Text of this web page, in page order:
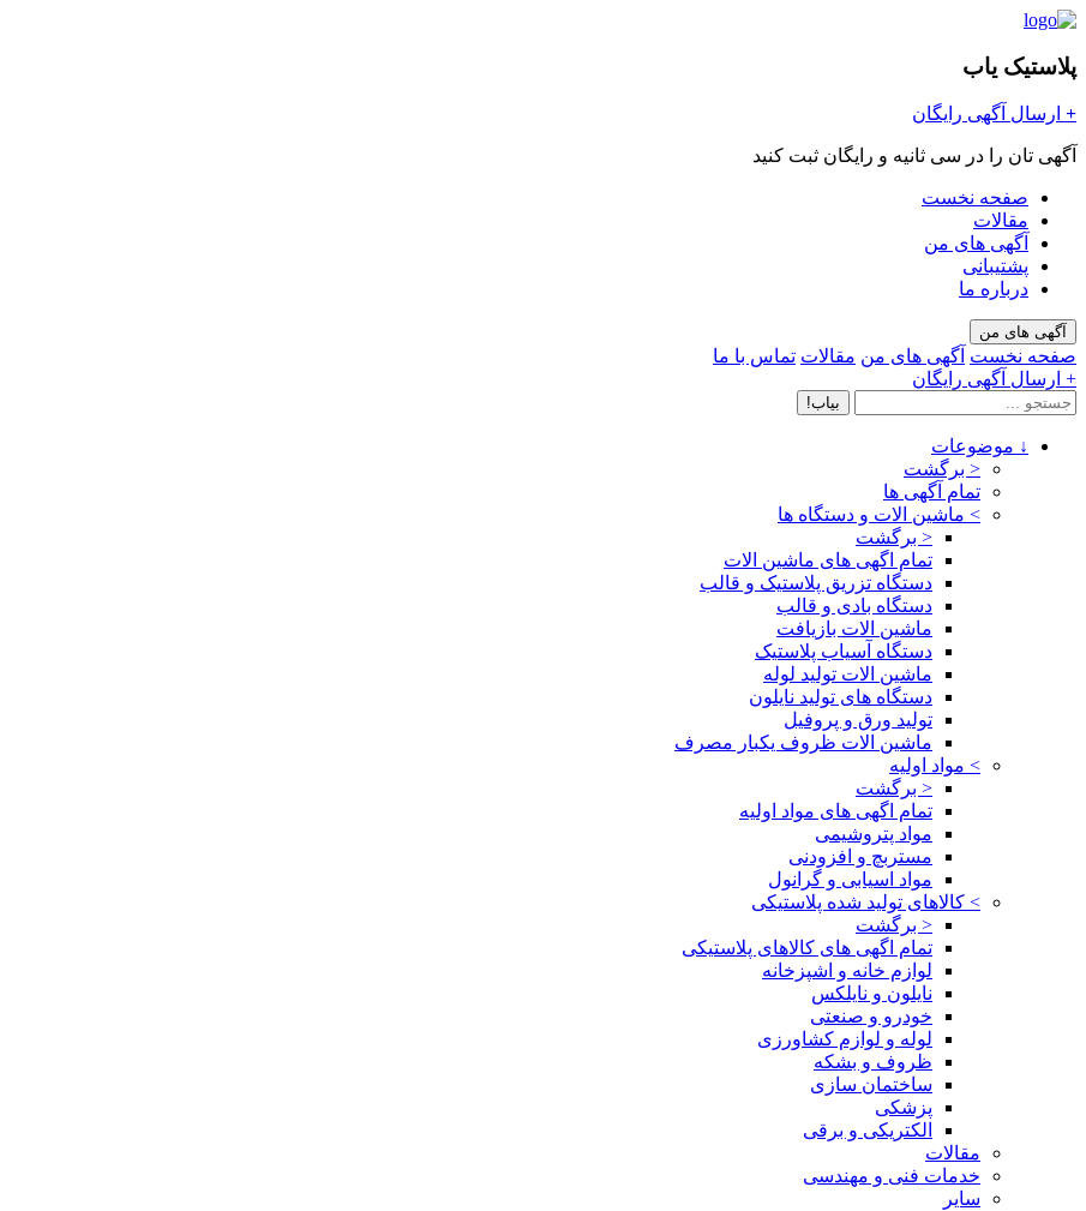
پلاستیک یاب
+ ارسال آگهی رایگان
آگهی تان را در سی ثانیه و رایگان ثبت کنید
صفحه نخست
مقالات
آگهی های من
پشتیبانی
درباره ما
آگهی های من
صفحه نخست آگهی های من مقالات تماس با ما
+ ارسال آگهی رایگان
بیاب!
↓ موضوعات
< برگشت
تمام آگهی ها
> ماشین الات و دستگاه ها
< برگشت
تمام اگهی های ماشین الات
دستگاه تزریق پلاستیک و قالب
دستگاه بادی و قالب
ماشین الات بازیافت
دستگاه آسیاب پلاستیک
ماشین الات تولید لوله
دستگاه های تولید نایلون
تولید ورق و پروفیل
ماشین الات ظروف یکبار مصرف
> مواد اولیه
< برگشت
تمام اگهی های مواد اولیه
مواد پتروشیمی
مستربچ و افزودنی
مواد اسیابی و گرانول
> کالاهای تولید شده پلاستیکی
< برگشت
تمام اگهی های کالاهای پلاستیکی
لوازم خانه و اشپزخانه
نایلون و نایلکس
خودرو و صنعتی
لوله و لوازم کشاورزی
ظروف و بشکه
ساختمان سازی
پزشکی
الکتریکی و برقی
مقالات
خدمات فنی و مهندسی
سایر